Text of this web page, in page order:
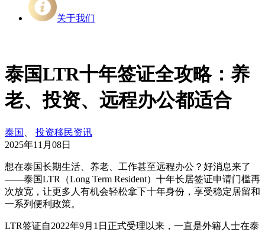
关于我们
泰国LTR十年签证全攻略：养
老、投资、远程办公都适合
泰国
投资移民资讯
2025年11月08日
想在泰国长期生活、养老、工作甚至远程办公？好消息来了
——泰国LTR（Long Term Resident）十年长居签证申请门槛再
次放宽，让更多人有机会轻松拿下十年身份，享受稳定居留和
一系列便利政策。
LTR签证自2022年9月1日正式受理以来，一直是外籍人士在泰